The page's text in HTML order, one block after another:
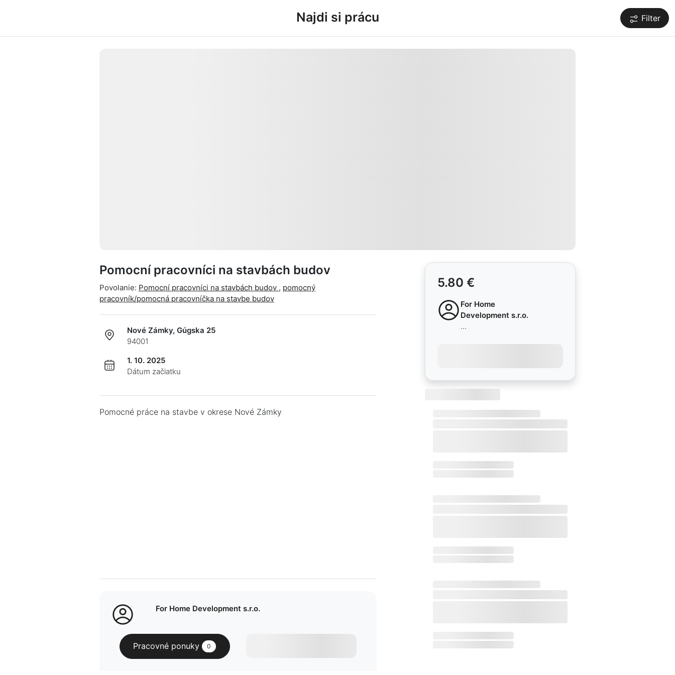
Najdi si prácu Filter
Pomocní pracovníci na stavbách budov
Povolanie: Pomocní pracovníci na stavbách budov , pomocný
pracovník/pomocná pracovníčka na stavbe budov
Nové Zámky, Gúgska 25
94001
1. 10. 2025
Dátum začiatku
Pomocné práce na stavbe v okrese Nové Zámky
For Home Development s.r.o.
Pracovné ponuky 0
5.80 €
For Home
Development s.r.o.
...